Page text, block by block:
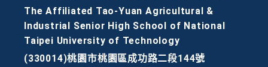
The Affiliated Tao-Yuan Agricultural &
Industrial Senior High School of National
Taipei University of Technology
(330014)桃園市桃園區成功路二段144號